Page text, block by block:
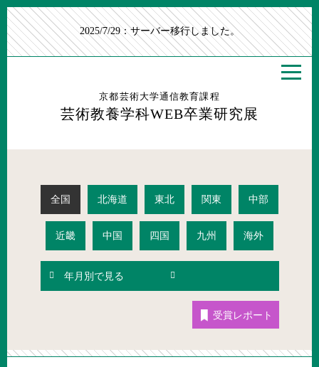
2025/7/29：サーバー移行しました。
京都芸術大学通信教育課程
芸術教養学科WEB卒業研究展
全国 北海道 東北 関東 中部
近畿 中国 四国 九州 海外
受賞レポート